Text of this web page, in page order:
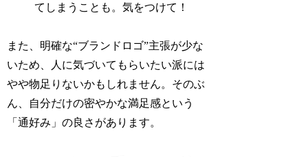
てしまうことも。気をつけて！
また、明確な“ブランドロゴ”主張が少な
いため、人に気づいてもらいたい派には
やや物足りないかもしれません。そのぶ
ん、自分だけの密やかな満足感という
「通好み」の良さがあります。